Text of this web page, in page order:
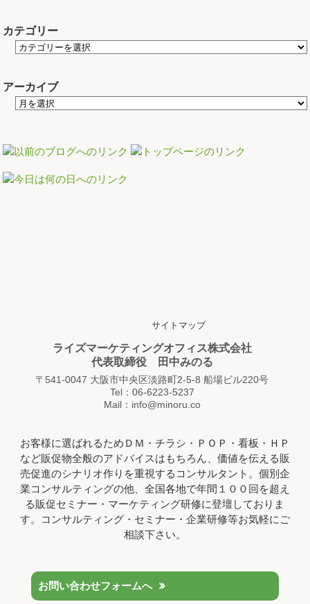
カテゴリー
アーカイブ
サイトマップ
ライズマーケティングオフィス株式会社
代表取締役 田中みのる
〒541-0047 大阪市中央区淡路町2-5-8 船場ビル220号
Tel：06-6223-5237
Mail：info@minoru.co
お客様に選ばれるためＤＭ・チラシ・ＰＯＰ・看板・ＨＰ
など販促物全般のアドバイスはもちろん、価値を伝える販
売促進のシナリオ作りを重視するコンサルタント。個別企
業コンサルティングの他、全国各地で年間１００回を超え
る販促セミナー・マーケティング研修に登壇しておりま
す。コンサルティング・セミナー・企業研修等お気軽にご
相談下さい。
お問い合わせフォームへ